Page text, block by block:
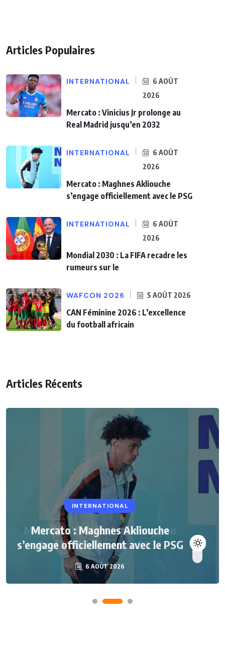
Articles Populaires
INTERNATIONAL
6 AOÛT
2026
Mercato : Vinicius Jr prolonge au
Real Madrid jusqu’en 2032
INTERNATIONAL
6 AOÛT
2026
Mercato : Maghnes Akliouche
s’engage officiellement avec le PSG
INTERNATIONAL
6 AOÛT
2026
Mondial 2030 : La FIFA recadre les
rumeurs sur le
WAFCON 2026 5 AOÛT 2026
CAN Féminine 2026 : L’excellence
du football africain
Articles Récents
INTERNATIONAL
Mercato : Maghnes Akliouche
s’engage officiellement avec le PSG
6 AOÛT 2026